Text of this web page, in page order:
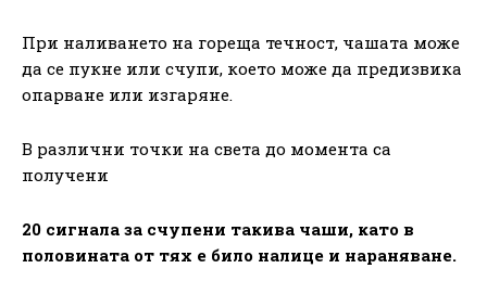
При наливането на гореща течност, чашата може
да се пукне или счупи, което може да предизвика
опарване или изгаряне.
В различни точки на света до момента са
получени
20 сигнала за счупени такива чаши, като в
половината от тях е било налице и нараняване.